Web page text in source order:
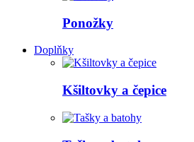
Ponožky
Doplňky
Kšiltovky a čepice